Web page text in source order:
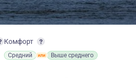
Комфорт
Средний Выше среднего